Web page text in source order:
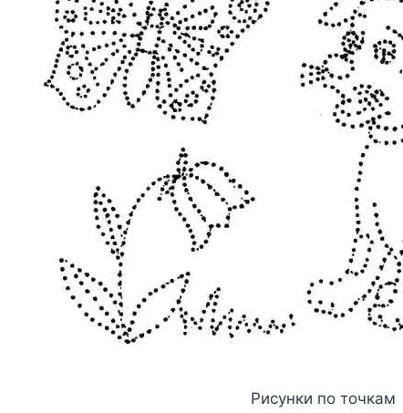
Рисунки по точкам